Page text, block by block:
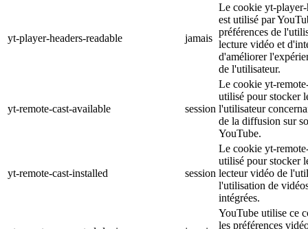
yt-player-headers-readable jamais
Le cookie yt-player-
est utilisé par
préférences de
lecture vidéo et
d'améliorer
de l'utilisateur.
yt-remote-cast-available session
Le cookie yt-
utilisé pour stocker
l'utilisateur
de la diffusion sur
YouTube.
yt-remote-cast-installed session
Le cookie yt-
utilisé pour stocker
lecteur vidéo de
l'utilisation de
intégrées.
YouTube utilise ce
les préférences